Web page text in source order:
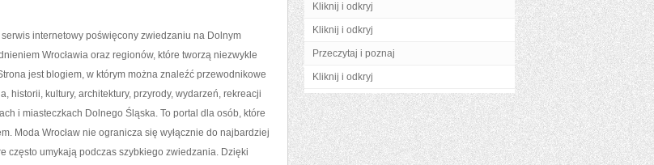
serwis internetowy poświęcony zwiedzaniu na Dolnym
Wrocławia oraz regionów, które tworzą niezwykle
jest blogiem, w którym można znaleźć przewodnikowe
historii, kultury, architektury, przyrody, wydarzeń, rekreacji
i miasteczkach Dolnego Śląska. To portal dla osób, które
Moda Wrocław nie ogranicza się wyłącznie do najbardziej
często umykają podczas szybkiego zwiedzania. Dzięki
Kliknij i odkryj
Kliknij i odkryj
Przeczytaj i poznaj
Kliknij i odkryj